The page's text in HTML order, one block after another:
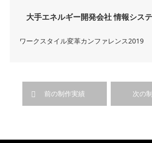
大手エネルギー開発会社 情報シス
ワークスタイル変革カンファレンス2019
前の制作実績 次の